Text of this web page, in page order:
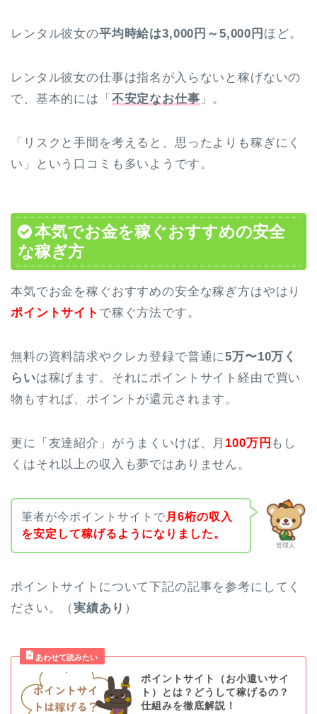
レンタル彼女の平均時給は3,000円～5,000円 ほど。
レンタル彼女の仕事は指名が入らないと稼げないの
で、基本的には「 不安定なお仕事 」。
「リスクと手間を考えると、思ったよりも稼ぎにく
い」という口コミも多いようです。
本気でお金を稼ぐおすすめの安全
な稼ぎ方
本気でお金を稼ぐおすすめの安全な稼ぎ方はやはり
ポイントサイト で稼ぐ方法です。
無料の資料請求やクレカ登録で普通に5万〜10万く
らいは稼げます。それにポイントサイト経由で買い
物もすれば、ポイントが還元されます。
更に「友達紹介」がうまくいけば、月 100万円 もし
くはそれ以上の収入も夢ではありません。
管理人
筆者が今ポイントサイトで 月6桁の収入
を安定して稼げるようになりました。
ポイントサイトについて下記の記事を参考にしてく
ださい。（実績あり ）
ポイントサイト（お小遣いサイ
ト）とは？どうして稼げるの？
仕組みを徹底解説！